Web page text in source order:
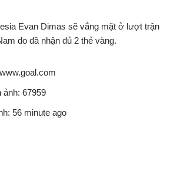
Evan Dimas sẽ vắng mặt ở lượt trận
do đã nhận đủ 2 thẻ vàng.
67959
56 minute ago